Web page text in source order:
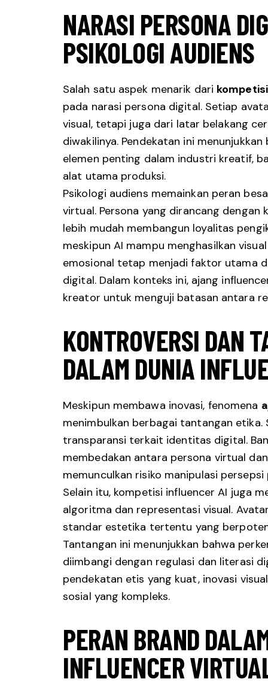
NARASI PERSONA
PSIKOLOGI AUDIENS
Salah satu aspek menarik dari
pada narasi persona digital. Setiap
visual, tetapi juga dari latar belakang
diwakilinya. Pendekatan ini
elemen penting dalam industri kreatif,
alat utama produksi.
Psikologi audiens memainkan peran
virtual. Persona yang dirancang
lebih mudah membangun loyalitas
meskipun AI mampu menghasilkan
emosional tetap menjadi faktor utama
digital. Dalam konteks ini, ajang
kreator untuk menguji batasan antara
KONTROVERSI DAN
DALAM DUNIA
Meskipun membawa inovasi, fenomena
menimbulkan berbagai tantangan etika.
transparansi terkait identitas digital.
membedakan antara persona virtual
memunculkan risiko manipulasi persepsi
Selain itu, kompetisi influencer AI juga
algoritma dan representasi visual.
standar estetika tertentu yang
Tantangan ini menunjukkan bahwa
diimbangi dengan regulasi dan literasi
pendekatan etis yang kuat, inovasi
sosial yang kompleks.
PERAN BRAND
INFLUENCER